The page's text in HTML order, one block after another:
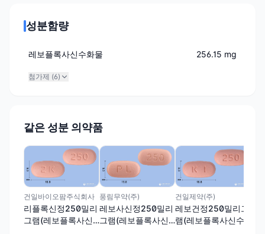
성분함량
레보플록사신수화물 256.15 mg
첨가제 (6)
같은 성분 의약품
건일바이오팜주식회사
리플록신정250밀리
그램(레보플록사신
풍림무약(주)
레보사신정250밀리
그램(레보플록사신
건일제약(주)
레보건정250밀리그
램(레보플록사신수